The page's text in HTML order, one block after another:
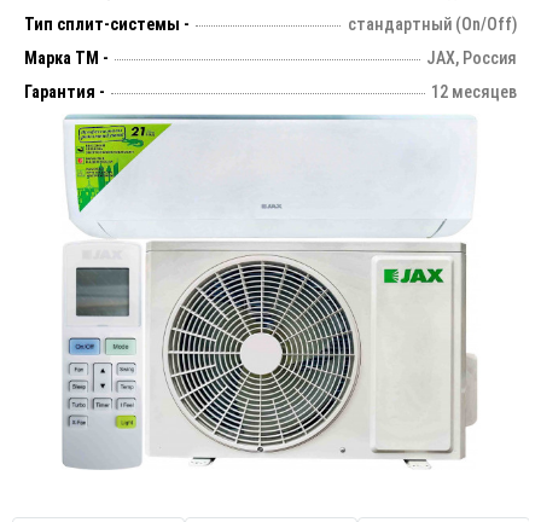
Тип сплит-системы -
стандартный (On/Off)
Марка ТМ -
JAX, Россия
Гарантия -
12 месяцев